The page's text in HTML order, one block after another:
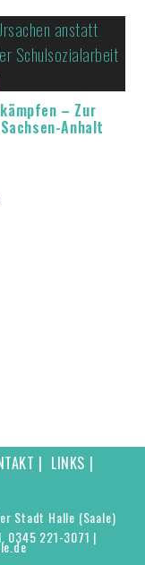
– Zur
Anhalt
LINKS
Stadt Halle (Saale)
0345 221-3071 |